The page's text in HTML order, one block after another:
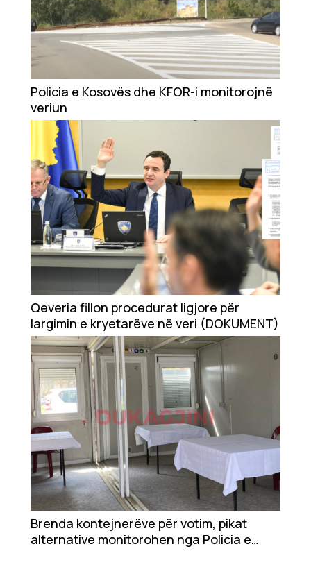
Policia e Kosovës dhe KFOR-i monitorojnë
veriun
Qeveria fillon procedurat ligjore për
largimin e kryetarëve në veri (DOKUMENT)
Brenda kontejnerëve për votim, pikat
alternative monitorohen nga Policia e